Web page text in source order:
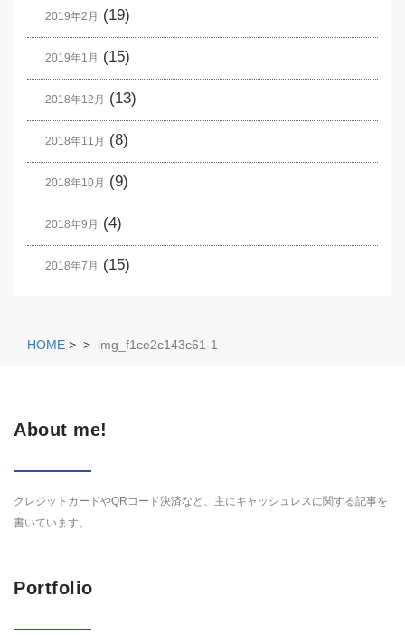
2019年2月 (19)
2019年1月 (15)
2018年12月 (13)
2018年11月 (8)
2018年10月 (9)
2018年9月 (4)
2018年7月 (15)
HOME > > img_f1ce2c143c61-1
About me!
クレジットカードやQRコード決済など、主にキャッシュレスに関する記事を
書いています。
Portfolio